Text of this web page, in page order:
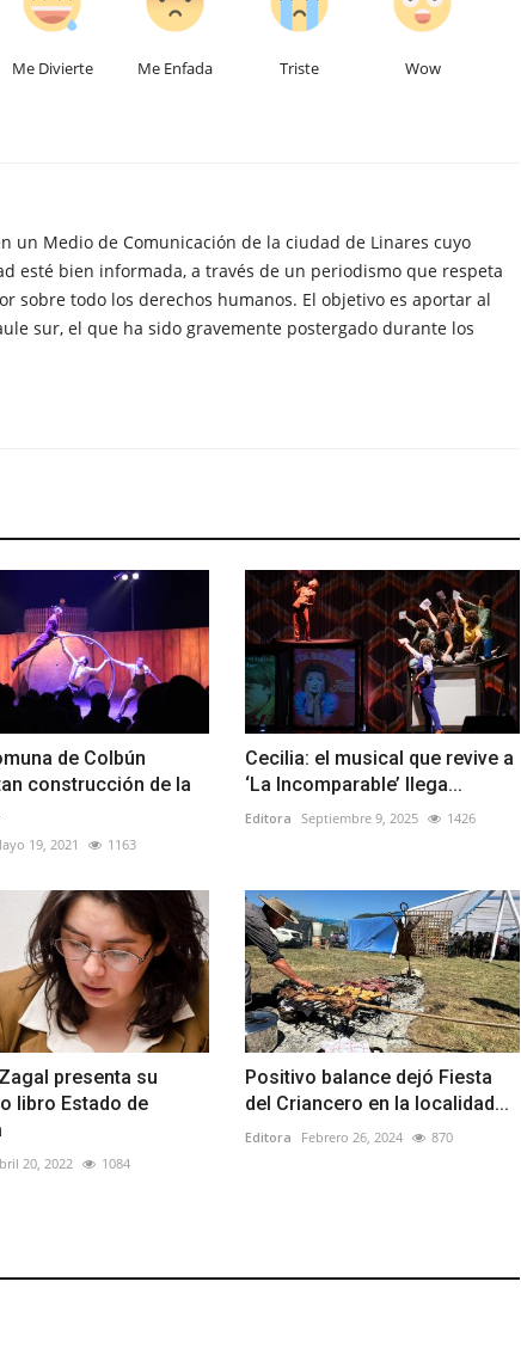
Me Divierte Me Enfada Triste Wow
un Medio de Comunicación de la ciudad de Linares cuyo
esté bien informada, a través de un periodismo que respeta
sobre todo los derechos humanos. El objetivo es aportar al
sur, el que ha sido gravemente postergado durante los
de Colbún
construcción de la
19, 2021 1163
Cecilia: el musical que revive a
‘La Incomparable’ llega...
Editora Septiembre 9, 2025 1426
presenta su
libro Estado de
20, 2022 1084
Positivo balance dejó Fiesta
del Criancero en la localidad...
Editora Febrero 26, 2024 870